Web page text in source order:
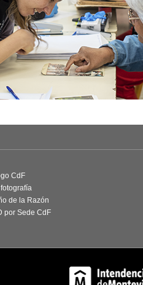
CdF
de la Razón
por Sede CdF